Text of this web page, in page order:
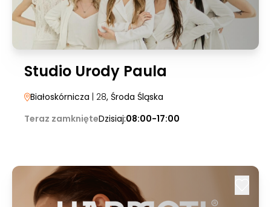
Studio Urody Paula
Białoskórnicza | 28, Środa Śląska
Teraz zamknięteDzisiaj:08:00-17:00